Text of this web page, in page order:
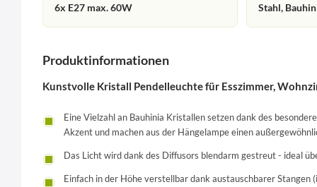
6x E27 max. 60W Stahl,
Produktinformationen
Kunstvolle Kristall Pendelleuchte für Esszimmer,
Eine Vielzahl an Bauhinia Kristallen setzen dank des
Akzent und machen aus der Hängelampe einen
Das Licht wird dank des Diffusors blendarm gestreut - ideal
Einfach in der Höhe verstellbar dank austauschbarer